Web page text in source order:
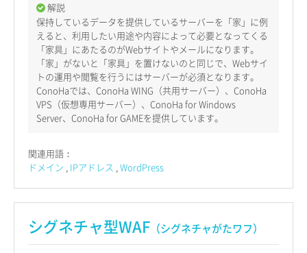
解説
保持しているデータを提供しているサーバーを「家」に例
えると、利用したい用途や内容によって必要となってくる
「家具」にあたるのがWebサイトやメールになります。
「家」がないと「家具」を置けないのと同じで、Webサイ
トの運用や閲覧を行うにはサーバーが必須となります。
ConoHaでは、ConoHa WING（共用サーバー）、ConoHa
VPS（仮想専用サーバー）、ConoHa for Windows
Server、ConoHa for GAMEを提供しています。
関連用語：
ドメイン IPアドレス WordPress
シグネチャ型WAF （シグネチャがたワフ）